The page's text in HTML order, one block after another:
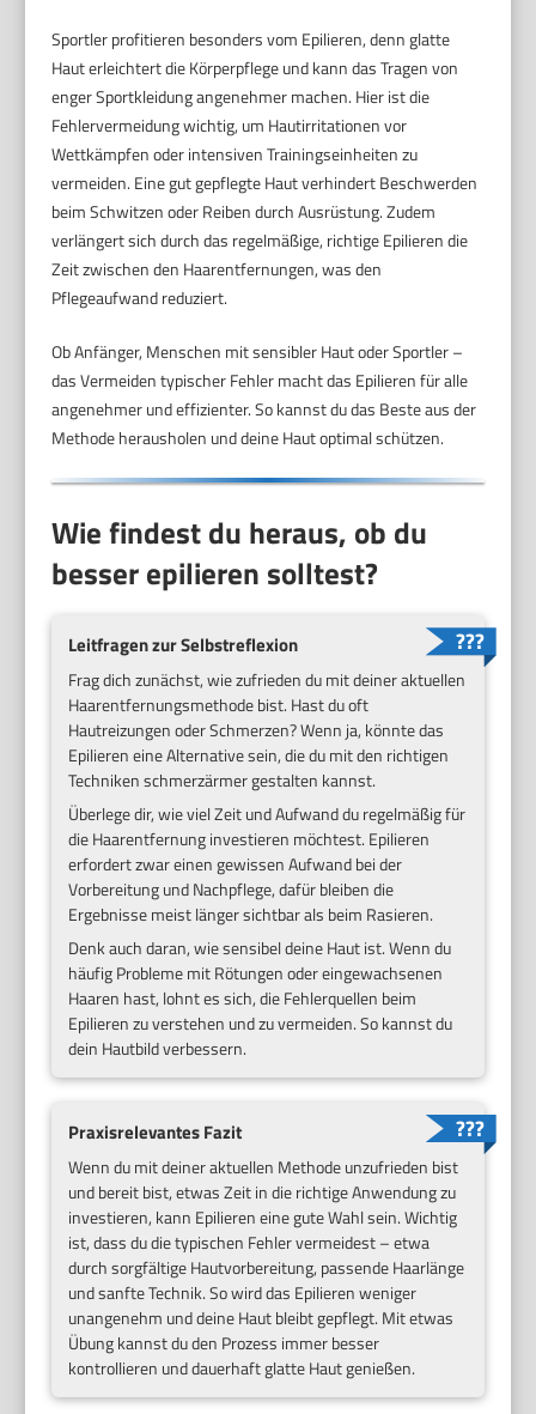
Sportler profitieren besonders vom Epilieren, denn glatte
Haut erleichtert die Körperpflege und kann das Tragen von
enger Sportkleidung angenehmer machen. Hier ist die
Fehlervermeidung wichtig, um Hautirritationen vor
Wettkämpfen oder intensiven Trainingseinheiten zu
vermeiden. Eine gut gepflegte Haut verhindert Beschwerden
beim Schwitzen oder Reiben durch Ausrüstung. Zudem
verlängert sich durch das regelmäßige, richtige Epilieren die
Zeit zwischen den Haarentfernungen, was den
Pflegeaufwand reduziert.
Ob Anfänger, Menschen mit sensibler Haut oder Sportler –
das Vermeiden typischer Fehler macht das Epilieren für alle
angenehmer und effizienter. So kannst du das Beste aus der
Methode herausholen und deine Haut optimal schützen.
Wie findest du heraus, ob du
besser epilieren solltest?
Leitfragen zur Selbstreflexion
Frag dich zunächst, wie zufrieden du mit deiner aktuellen
Haarentfernungsmethode bist. Hast du oft
Hautreizungen oder Schmerzen? Wenn ja, könnte das
Epilieren eine Alternative sein, die du mit den richtigen
Techniken schmerzärmer gestalten kannst.
Überlege dir, wie viel Zeit und Aufwand du regelmäßig für
die Haarentfernung investieren möchtest. Epilieren
erfordert zwar einen gewissen Aufwand bei der
Vorbereitung und Nachpflege, dafür bleiben die
Ergebnisse meist länger sichtbar als beim Rasieren.
Denk auch daran, wie sensibel deine Haut ist. Wenn du
häufig Probleme mit Rötungen oder eingewachsenen
Haaren hast, lohnt es sich, die Fehlerquellen beim
Epilieren zu verstehen und zu vermeiden. So kannst du
dein Hautbild verbessern.
Praxisrelevantes Fazit
Wenn du mit deiner aktuellen Methode unzufrieden bist
und bereit bist, etwas Zeit in die richtige Anwendung zu
investieren, kann Epilieren eine gute Wahl sein. Wichtig
ist, dass du die typischen Fehler vermeidest – etwa
durch sorgfältige Hautvorbereitung, passende Haarlänge
und sanfte Technik. So wird das Epilieren weniger
unangenehm und deine Haut bleibt gepflegt. Mit etwas
Übung kannst du den Prozess immer besser
kontrollieren und dauerhaft glatte Haut genießen.